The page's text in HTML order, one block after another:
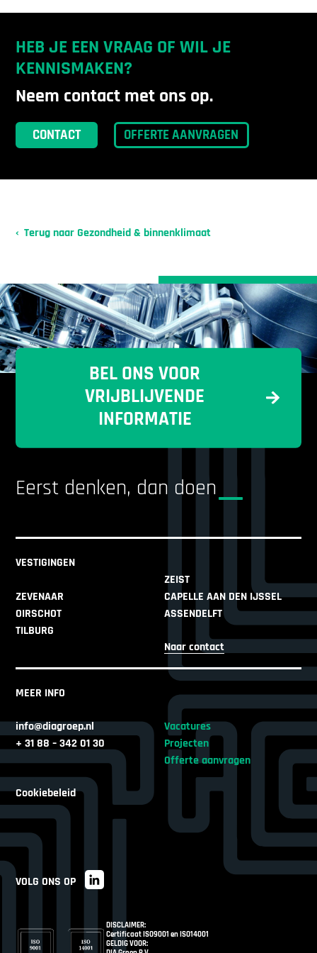
HEB JE EEN VRAAG OF WIL JE
KENNISMAKEN?
Neem contact met ons op.
CONTACT OFFERTE AANVRAGEN
Terug naar Gezondheid & binnenklimaat
BEL ONS VOOR
VRIJBLIJVENDE
INFORMATIE
Eerst denken, dan doen
VESTIGINGEN
ZEIST
ZEVENAAR
CAPELLE AAN DEN IJSSEL
OIRSCHOT
ASSENDELFT
TILBURG
Naar contact
MEER INFO
info@diagroep.nl
+ 31 88 – 342 01 30
Vacatures
Projecten
Offerte aanvragen
Cookiebeleid
VOLG ONS OP
DISCLAIMER:
Certificaat ISO9001 en ISO14001
GELDIG VOOR: